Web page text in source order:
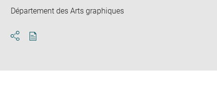
Département des Arts graphiques